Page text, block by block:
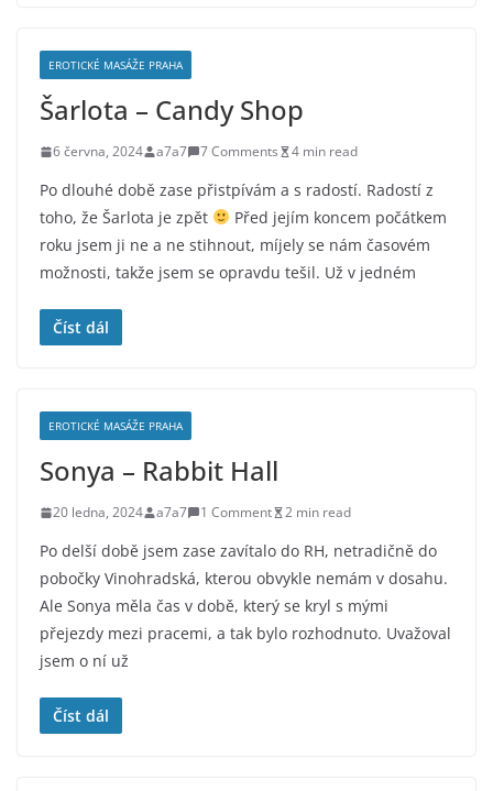
EROTICKÉ MASÁŽE PRAHA
Šarlota – Candy Shop
6 června, 2024 a7a7 7 Comments 4 min read
Po dlouhé době zase přistpívám a s radostí. Radostí z
toho, že Šarlota je zpět
Před jejím koncem počátkem
roku jsem ji ne a ne stihnout, míjely se nám časovém
možnosti, takže jsem se opravdu tešil. Už v jedném
Číst dál
EROTICKÉ MASÁŽE PRAHA
Sonya – Rabbit Hall
20 ledna, 2024 a7a7 1 Comment 2 min read
Po delší době jsem zase zavítalo do RH, netradičně do
pobočky Vinohradská, kterou obvykle nemám v dosahu.
Ale Sonya měla čas v době, který se kryl s mými
přejezdy mezi pracemi, a tak bylo rozhodnuto. Uvažoval
jsem o ní už
Číst dál